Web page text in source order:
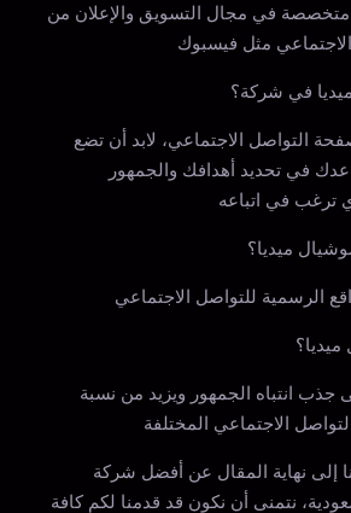
في مجال التسويق والإعلان من
مثل فيسبوك
في شركة؟
التواصل الاجتماعي، لابد أن تضع
في تحديد أهدافك والجمهور
ميديا؟
الرسمية للتواصل الاجتماعي
انتباه الجمهور ويزيد من نسبة
إلى نهاية المقال عن أفضل شركة
نتمنى أن نكون قد قدمنا لكم كافة